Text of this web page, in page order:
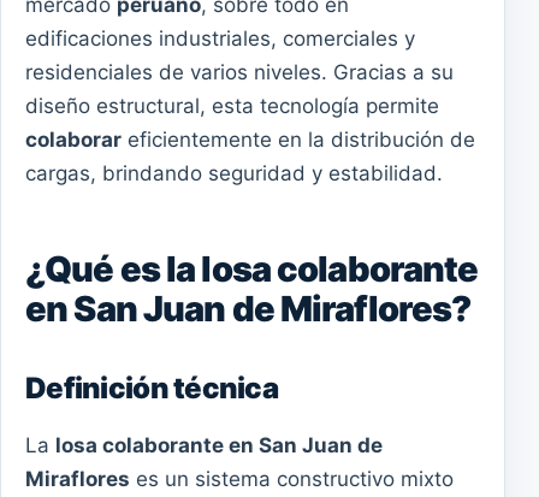
mercado peruano, sobre todo en
edificaciones industriales, comerciales y
residenciales de varios niveles. Gracias a su
diseño estructural, esta tecnología permite
colaborar eficientemente en la distribución de
cargas, brindando seguridad y estabilidad.
¿Qué es la losa colaborante
en San Juan de Miraflores?
Definición técnica
La losa colaborante en San Juan de
Miraflores es un sistema constructivo mixto